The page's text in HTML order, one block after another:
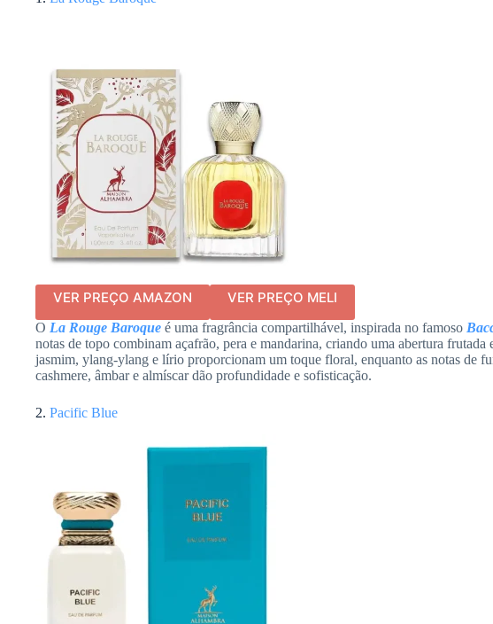
VER PREÇO AMAZON VER PREÇO MELI
O La Rouge Baroque é uma fragrância compartilhável, inspirada no famoso
notas de topo combinam açafrão, pera e mandarina, criando uma abertura frutada
jasmim, ylang-ylang e lírio proporcionam um toque floral, enquanto as notas de
cashmere, âmbar e almíscar dão profundidade e sofisticação.
2. Pacific Blue